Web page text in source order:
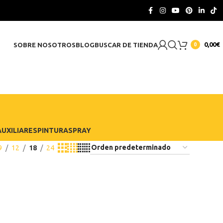
SOBRE NOSOTROSBLOGBUSCAR DE TIENDA 0 0,00€
PINTURASPRAY
12 18 24